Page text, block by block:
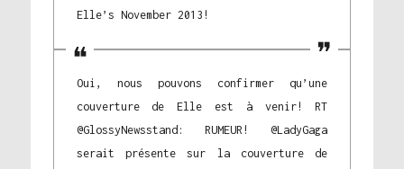
Elle’s November 2013!
Oui, nous pouvons confirmer qu’une
couverture de Elle est à venir! RT
@GlossyNewsstand: RUMEUR! @LadyGaga
serait présente sur la couverture de